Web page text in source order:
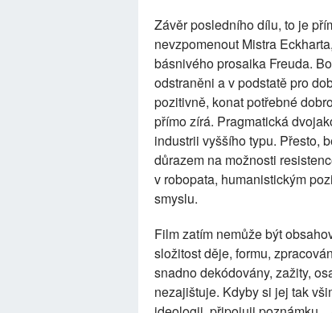
Závěr posledního dílu, to je
nevzpomenout Mistra
básnivého prosaika Freuda.
odstraněni a v podstatě pro
pozitivně, konat potřebné
přímo zírá. Pragmatická
industrii vyššího typu. Přesto,
důrazem na možnosti
v robopata, humanistickým
smyslu.
Film zatím nemůže být
složitost děje, formu,
snadno dekódovány, zažity,
nezajištuje. Kdyby si jej tak